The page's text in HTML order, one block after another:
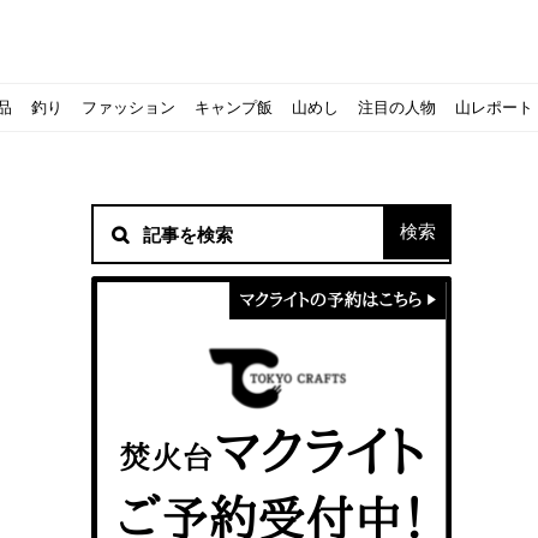
キャンプ用品の『ポイント買取』について
マクライトの口コミ・評判は？人気焚き火台の魅力・気になる
ッカーでも作れるおすすめレシピをご紹介
【八ヶ岳最高峰へ】南八ヶ岳テント泊登山、赤岳〜横岳〜硫黄
ントスおすすめヘッドライトのご紹介
ングシューズはどちらを選ぶべき？｜サロモンの定番シューズで解
カリマーのおすすめリュック容量別12選｜目的別の選び方も合
ならスポルティバ！3つの理由とおすすめ7選
クライミングユーザー参加型の動画マップ「クライミングチャ
に教わる！『食感と旨みのタマゴサンド』の作り方
食うか食われるか、野生動物で一番怖いのは【17＃自分のキャ
ズクイン』、人気の理由とおすすめウェアを紹介
【コスパ◎】キャンプデビューに最適！サウスフィールドのお
ズクイン』、人気の理由とおすすめウェアを紹介
【コスパ◎】キャンプデビューに最適！サウスフィールドのお
｜サロモンの定番シューズで解説&ご紹介
しむために必要な装備6選【初級〜中級者向け】
トレラン初心者必見！日頃のトレーニングから中距離レースま
！用途別おすすめ水筒を紹介！便利アイテムも
【こずチャンネル】使わなくなったキャンプ道具の行方！【初
クを比較！人数・用途別でおすすめを紹介
クライミング道具はゼロポイントで揃えよう！種類別で人気ア
釣り
アジングロッドおすすめ10選！基本タックルから選び方まで紹介
ファッション
フスキンの魅力と用途別おすすめリュック9選
ティートンブロスのブランドに込められた想いとは！？おすす
キャンプ飯
なの？いまどきの海外キャンプ事情をご紹介Part.1〜ロサンゼルス
パティシエキャンパーSakiさんに教わる！簡単『フルーツシロ
山めし
に教わる！簡単『フルーツシロップ』の作り方
パティシエキャンパーSakiさんに教わる！簡単アウトドアスイ
注目の人物
高！ほかほか『シュウマイ』の作り方
に教わる！パン好き必見！モチモチ『ベーグル』の作り方
パティシエキャンパーSakiさんに教わる！ピリ辛が後引くうま
山レポート
る！山梨県の九鬼山（くきやま）登山体験レポ
積雪期の谷川岳で今シーズン最後の雪山を堪能してきた
！売却する方法や条件、手続きの流れを確認
キャンプ場の宿泊や利用券をふるさと納税でゲット！おすすめ
レストハウス水郷で持ち込みBBQしてみた
一生物のアウトドアブーツならダナー！3つの理由とおすすめア
ピコグリル入荷してます！ @小倉店
ランス・ボーヌトレッキング編〜
ベランピングアイディア7選！家にいながらおしゃれキャンプ♪